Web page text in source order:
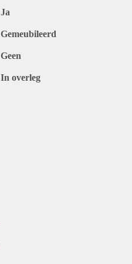
Ja
Gemeubileerd
Geen
In overleg